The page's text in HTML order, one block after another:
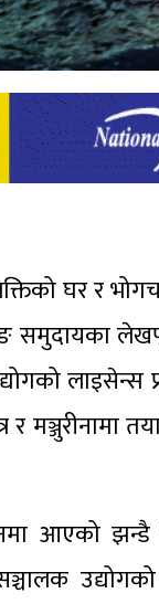
घर र
समुदायका
लाइसेन्स
आएको